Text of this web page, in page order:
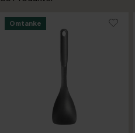
Tilføjet for nylig
Omtanke